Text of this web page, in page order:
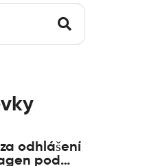
odhlášení
pod